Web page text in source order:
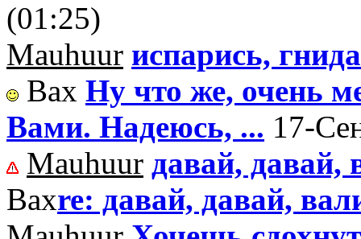
(01:25)
Mauhuur испарись, гнида
Вах Ну что же, очень
Вами. Надеюсь, ... 17-
Mauhuur давай, давай,
Вахre: давай, давай,